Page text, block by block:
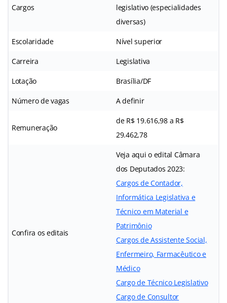
Cargos
legislativo (especialidades
diversas)
Escolaridade Nível superior
Carreira Legislativa
Lotação Brasília/DF
Número de vagas A definir
Remuneração
de R$ 19.616,98 a R$
29.462,78
Confira os editais
Veja aqui o edital Câmara
dos Deputados 2023:
Cargos de Contador,
Informática Legislativa e
Técnico em Material e
Patrimônio
Cargos de Assistente Social,
Enfermeiro, Farmacêutico e
Médico
Cargo de Técnico Legislativo
Cargo de Consultor